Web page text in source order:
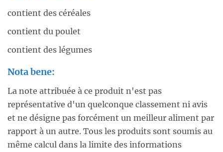
contient des céréales
contient du poulet
contient des légumes
Nota bene:
La note attribuée à ce produit n'est pas
représentative d'un quelconque classement ni avis
et ne désigne pas forcément un meilleur aliment par
rapport à un autre. Tous les produits sont soumis au
même calcul dans la limite des informations